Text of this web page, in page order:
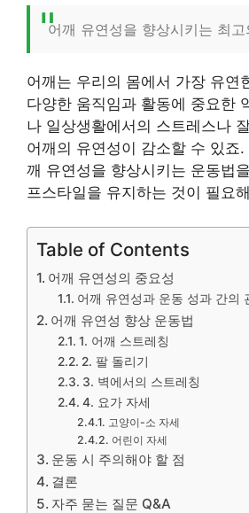
어깨 유연성을 향상시키는 최
어깨는 우리의 몸에서 가장 유연
다양한 움직임과 활동에 중요한
나 일상생활에서의 스트레스나
어깨의 유연성이 감소할 수 있죠.
깨 유연성을 향상시키는 운동법
프스타일을 유지하는 것이 필요
Table of Contents
어깨 유연성의 중요성
어깨 유연성과 운동 성과 간의
어깨 유연성 향상 운동법
1. 어깨 스트레칭
2. 팔 돌리기
3. 벽에서의 스트레칭
4. 요가 자세
고양이-소 자세
어린이 자세
운동 시 주의해야 할 점
결론
자주 묻는 질문 Q&A